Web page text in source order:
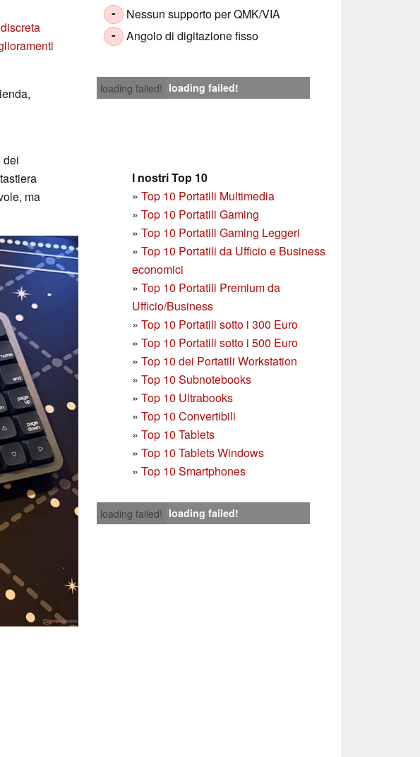
- Nessun supporto per QMK/VIA
- Angolo di digitazione fisso
loading failed! loading failed!
I nostri Top 10
» Top 10 Portatili Multimedia
» Top 10 Portatili Gaming
» Top 10 Portatili Gaming Leggeri
» Top 10 Portatili da Ufficio e Business
economici
» Top 10 Portatili Premium da
Ufficio/Business
» Top 10 Portatili sotto i 300 Euro
» Top 10 Portatili sotto i 500 Euro
» Top 10 dei Portatili Workstation
» Top 10 Subnotebooks
» Top 10 Ultrabooks
» Top 10 Convertibili
» Top 10 Tablets
» Top 10 Tablets Windows
» Top 10 Smartphones
loading failed! loading failed!
dei
ma